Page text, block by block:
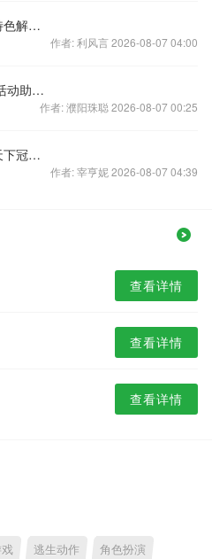
战场无国界——《诸王战歌》特色解密②：魔幻种族兵种
作者: 利风言 2026-08-07 04:00
《宠物小精灵XY》光棍节强力活动助你脱单
作者: 濮阳珠聪 2026-08-07 00:25
实至名归！《马上三国》问鼎天下冠军诞生
作者: 宰亨妮 2026-08-07 04:39
查看详情
查看详情
查看详情
逃生动作 角色扮演